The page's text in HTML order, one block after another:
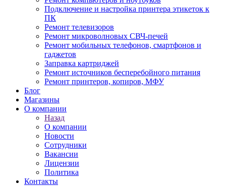
Подключение и настройка принтера этикеток к
ПК
Ремонт телевизоров
Ремонт микроволновых СВЧ-печей
Ремонт мобильных телефонов, смартфонов и
гаджетов
Заправка картриджей
Ремонт источников бесперебойного питания
Ремонт принтеров, копиров, МФУ
Блог
Магазины
О компании
Назад
О компании
Новости
Сотрудники
Вакансии
Лицензии
Политика
Контакты